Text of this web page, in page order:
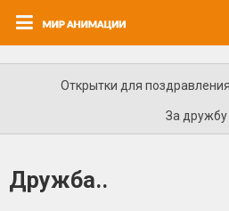
Открытки для поздравления
За дружбу
Дружба..